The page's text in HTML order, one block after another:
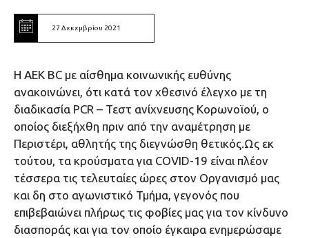
27 Δεκεμβρίου 2021
Η AEK BC με αίσθημα κοινωνικής ευθύνης
ανακοινώνει, ότι κατά τον χθεσινό έλεγχο με τη
διαδικασία PCR – Τεστ ανίχνευσης Κορωνοϊού, ο
οποίος διεξήχθη πριν από την αναμέτρηση με
Περιστέρι, αθλητής της διεγνώσθη θετικός.Ως εκ
τούτου, τα κρούσματα για COVID-19 είναι πλέον
τέσσερα τις τελευταίες ώρες στον Οργανισμό μας
και δη στο αγωνιστικό Τμήμα, γεγονός που
επιβεβαιώνει πλήρως τις φοβίες μας για τον κίνδυνο
διασποράς και για τον οποίο έγκαιρα ενημερώσαμε